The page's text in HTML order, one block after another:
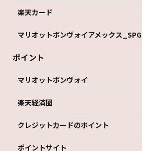
楽天カード
マリオットボンヴォイアメックス_SPG
ポイント
マリオットボンヴォイ
楽天経済圏
クレジットカードのポイント
ポイントサイト